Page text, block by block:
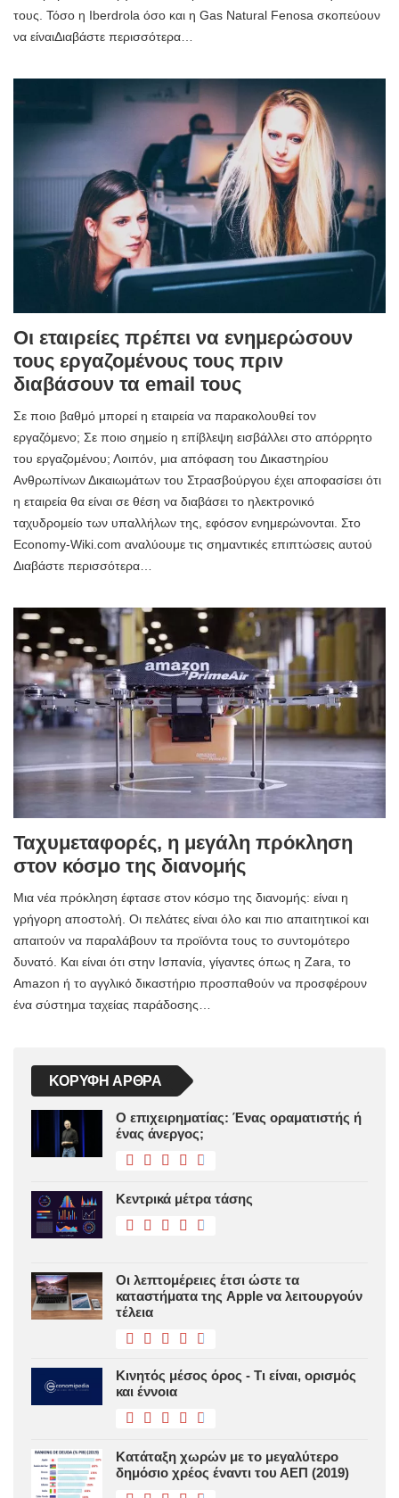
τους. Τόσο η Iberdrola όσο και η Gas Natural Fenosa σκοπεύουν
να είναιΔιαβάστε περισσότερα…
Οι εταιρείες πρέπει να ενημερώσουν
τους εργαζομένους τους πριν
διαβάσουν τα email τους
Σε ποιο βαθμό μπορεί η εταιρεία να παρακολουθεί τον
εργαζόμενο; Σε ποιο σημείο η επίβλεψη εισβάλλει στο απόρρητο
του εργαζομένου; Λοιπόν, μια απόφαση του Δικαστηρίου
Ανθρωπίνων Δικαιωμάτων του Στρασβούργου έχει αποφασίσει ότι
η εταιρεία θα είναι σε θέση να διαβάσει το ηλεκτρονικό
ταχυδρομείο των υπαλλήλων της, εφόσον ενημερώνονται. Στο
Economy-Wiki.com αναλύουμε τις σημαντικές επιπτώσεις αυτού
Διαβάστε περισσότερα…
Ταχυμεταφορές, η μεγάλη πρόκληση
στον κόσμο της διανομής
Μια νέα πρόκληση έφτασε στον κόσμο της διανομής: είναι η
γρήγορη αποστολή. Οι πελάτες είναι όλο και πιο απαιτητικοί και
απαιτούν να παραλάβουν τα προϊόντα τους το συντομότερο
δυνατό. Και είναι ότι στην Ισπανία, γίγαντες όπως η Zara, το
Amazon ή το αγγλικό δικαστήριο προσπαθούν να προσφέρουν
ένα σύστημα ταχείας παράδοσης…
ΚΟΡΥΦΉ ΆΡΘΡΑ
Ο επιχειρηματίας: Ένας οραματιστής ή
ένας άνεργος;
Κεντρικά μέτρα τάσης
Οι λεπτομέρειες έτσι ώστε τα
καταστήματα της Apple να λειτουργούν
τέλεια
Κινητός μέσος όρος - Τι είναι, ορισμός
και έννοια
Κατάταξη χωρών με το μεγαλύτερο
δημόσιο χρέος έναντι του ΑΕΠ (2019)